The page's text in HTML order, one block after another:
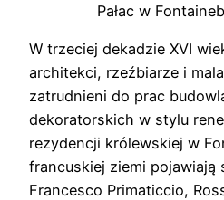
Pałac w
W trzeciej dekadzie XVI
architekci, rzeźbiarze i
zatrudnieni do prac
dekoratorskich w stylu
rezydencji królewskiej w
francuskiej ziemi pojawiają
Francesco Primaticcio,